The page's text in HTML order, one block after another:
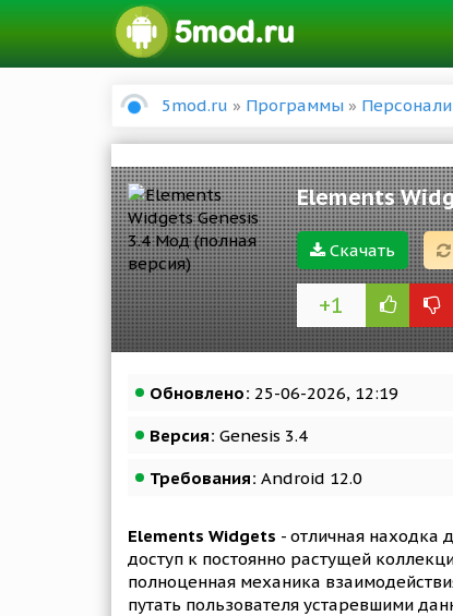
5mod.ru » Программы »
Elements
Скачать
+1
Обновлено: 25-06-2026, 12:19
Версия: Genesis 3.4
Требования: Android 12.0
Elements Widgets - отличная находка
доступ к постоянно растущей
полноценная механика
путать пользователя устаревшими